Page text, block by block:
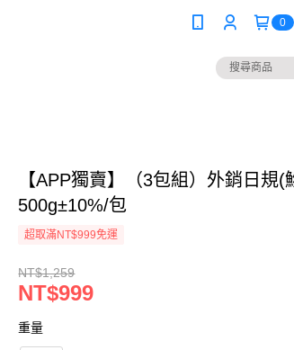
0
【APP獨賣】（3包組）外銷日規(
500g±10%/包
超取滿NT$999免運
NT$1,259
NT$999
重量